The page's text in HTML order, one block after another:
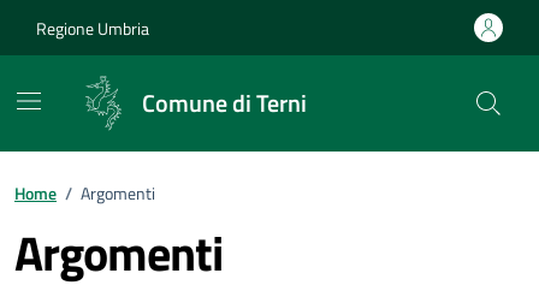
Regione Umbria
Comune di Terni
Home / Argomenti
Argomenti